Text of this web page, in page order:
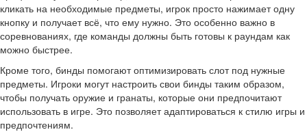
кликать на необходимые предметы, игрок просто нажимает одну
кнопку и получает всё, что ему нужно. Это особенно важно в
соревнованиях, где команды должны быть готовы к раундам как
можно быстрее.
Кроме того, бинды помогают оптимизировать слот под нужные
предметы. Игроки могут настроить свои бинды таким образом,
чтобы получать оружие и гранаты, которые они предпочитают
использовать в игре. Это позволяет адаптироваться к стилю игры и
предпочтениям.